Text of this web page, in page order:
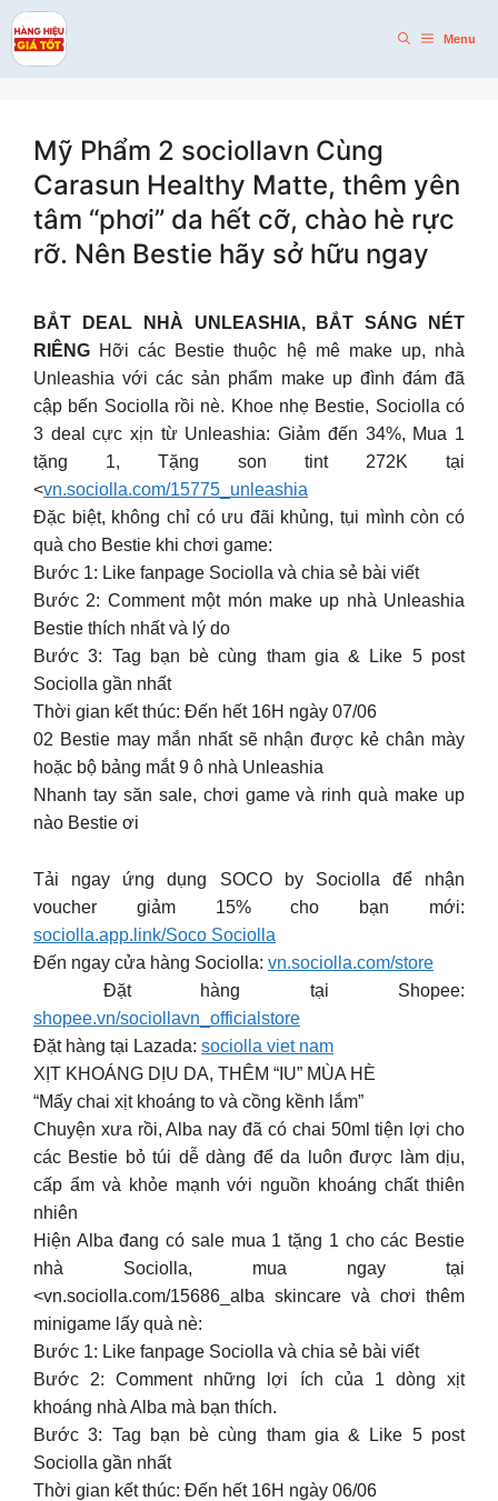
Skip
to
content
Menu
Mỹ Phẩm 2 sociollavn Cùng
Carasun Healthy Matte, thêm yên
tâm “phơi” da hết cỡ, chào hè rực
rỡ. Nên Bestie hãy sở hữu ngay
BẮT DEAL NHÀ UNLEASHIA, BẮT SÁNG NÉT
RIÊNG Hỡi các Bestie thuộc hệ mê make up, nhà
Unleashia với các sản phẩm make up đình đám đã
cập bến Sociolla rồi nè. Khoe nhẹ Bestie, Sociolla có
3 deal cực xịn từ Unleashia: Giảm đến 34%, Mua 1
tặng 1, Tặng son tint 272K tại
<vn.sociolla.com/15775_unleashia
Đặc biệt, không chỉ có ưu đãi khủng, tụi mình còn có
quà cho Bestie khi chơi game:
Bước 1: Like fanpage Sociolla và chia sẻ bài viết
Bước 2: Comment một món make up nhà Unleashia
Bestie thích nhất và lý do
Bước 3: Tag bạn bè cùng tham gia & Like 5 post
Sociolla gần nhất
Thời gian kết thúc: Đến hết 16H ngày 07/06
02 Bestie may mắn nhất sẽ nhận được kẻ chân mày
hoặc bộ bảng mắt 9 ô nhà Unleashia
Nhanh tay săn sale, chơi game và rinh quà make up
nào Bestie ơi
Tải ngay ứng dụng SOCO by Sociolla để nhận
voucher giảm 15% cho bạn mới:
sociolla.app.link/Soco Sociolla
Đến ngay cửa hàng Sociolla: vn.sociolla.com/store
️ Đặt hàng tại Shopee:
shopee.vn/sociollavn_officialstore
Đặt hàng tại Lazada: sociolla viet nam
XỊT KHOÁNG DỊU DA, THÊM “IU” MÙA HÈ
“Mấy chai xịt khoáng to và cồng kềnh lắm”
Chuyện xưa rồi, Alba nay đã có chai 50ml tiện lợi cho
các Bestie bỏ túi dễ dàng để da luôn được làm dịu,
cấp ẩm và khỏe mạnh với nguồn khoáng chất thiên
nhiên
Hiện Alba đang có sale mua 1 tặng 1 cho các Bestie
nhà Sociolla, mua ngay tại
<vn.sociolla.com/15686_alba skincare và chơi thêm
minigame lấy quà nè:
Bước 1: Like fanpage Sociolla và chia sẻ bài viết
Bước 2: Comment những lợi ích của 1 dòng xịt
khoáng nhà Alba mà bạn thích.
Bước 3: Tag bạn bè cùng tham gia & Like 5 post
Sociolla gần nhất
Thời gian kết thúc: Đến hết 16H ngày 06/06